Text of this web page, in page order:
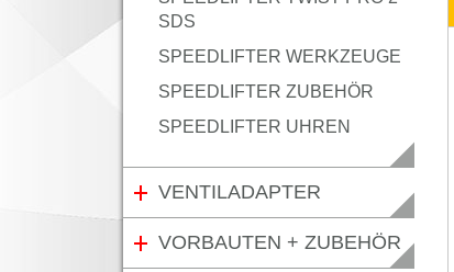
SDS
SPEEDLIFTER WERKZEUGE
SPEEDLIFTER ZUBEHÖR
SPEEDLIFTER UHREN
VENTILADAPTER
VORBAUTEN + ZUBEHÖR